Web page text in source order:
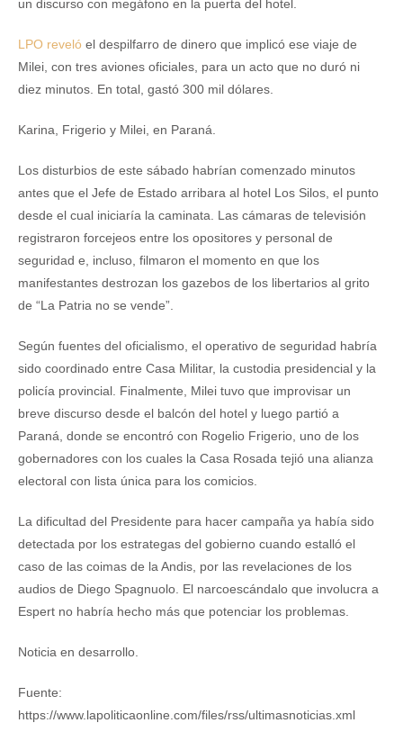
un discurso con megáfono en la puerta del hotel.
LPO reveló el despilfarro de dinero que implicó ese viaje de
Milei, con tres aviones oficiales, para un acto que no duró ni
diez minutos. En total, gastó 300 mil dólares.
Karina, Frigerio y Milei, en Paraná.
Los disturbios de este sábado habrían comenzado minutos
antes que el Jefe de Estado arribara al hotel Los Silos, el punto
desde el cual iniciaría la caminata. Las cámaras de televisión
registraron forcejeos entre los opositores y personal de
seguridad e, incluso, filmaron el momento en que los
manifestantes destrozan los gazebos de los libertarios al grito
de “La Patria no se vende”.
Según fuentes del oficialismo, el operativo de seguridad habría
sido coordinado entre Casa Militar, la custodia presidencial y la
policía provincial. Finalmente, Milei tuvo que improvisar un
breve discurso desde el balcón del hotel y luego partió a
Paraná, donde se encontró con Rogelio Frigerio, uno de los
gobernadores con los cuales la Casa Rosada tejió una alianza
electoral con lista única para los comicios.
La dificultad del Presidente para hacer campaña ya había sido
detectada por los estrategas del gobierno cuando estalló el
caso de las coimas de la Andis, por las revelaciones de los
audios de Diego Spagnuolo. El narcoescándalo que involucra a
Espert no habría hecho más que potenciar los problemas.
Noticia en desarrollo.
Fuente:
https://www.lapoliticaonline.com/files/rss/ultimasnoticias.xml